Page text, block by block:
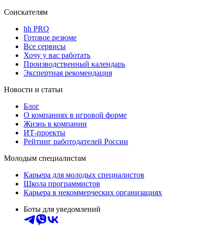
Соискателям
hh PRO
Готовое резюме
Все сервисы
Хочу у вас работать
Производственный календарь
Экспертная рекомендация
Новости и статьи
Блог
О компаниях в игровой форме
Жизнь в компании
ИТ-проекты
Рейтинг работодателей России
Молодым специалистам
Карьера для молодых специалистов
Школа программистов
Карьера в некоммерческих организациях
Боты для уведомлений